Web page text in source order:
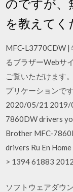
のですが、
を教えてく
MFC-L3770CDW |
るブラザーWebサ
ご覧いただけます
プリケーションで
2020/05/21 2019/
7860DW drivers
Brother MFC-
drivers Ru En
> 1394 61883
ソフトウェアダウ